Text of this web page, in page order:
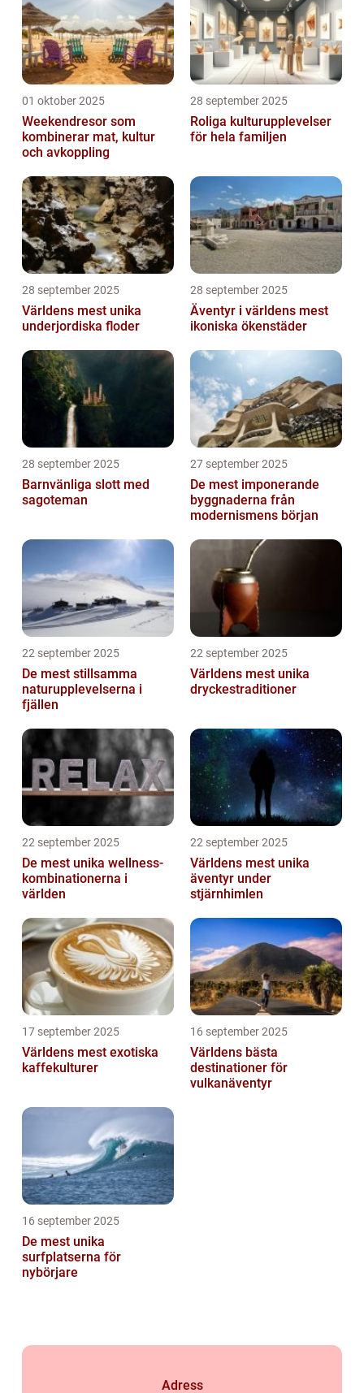
01 oktober 2025
Weekendresor som
kombinerar mat, kultur
och avkoppling
28 september 2025
Roliga kulturupplevelser
för hela familjen
28 september 2025
Världens mest unika
underjordiska floder
28 september 2025
Äventyr i världens mest
ikoniska ökenstäder
28 september 2025
Barnvänliga slott med
sagoteman
27 september 2025
De mest imponerande
byggnaderna från
modernismens början
22 september 2025
De mest stillsamma
naturupplevelserna i
fjällen
22 september 2025
Världens mest unika
dryckestraditioner
22 september 2025
De mest unika wellness-
kombinationerna i
världen
22 september 2025
Världens mest unika
äventyr under
stjärnhimlen
17 september 2025
Världens mest exotiska
kaffekulturer
16 september 2025
Världens bästa
destinationer för
vulkanäventyr
16 september 2025
De mest unika
surfplatserna för
nybörjare
Adress